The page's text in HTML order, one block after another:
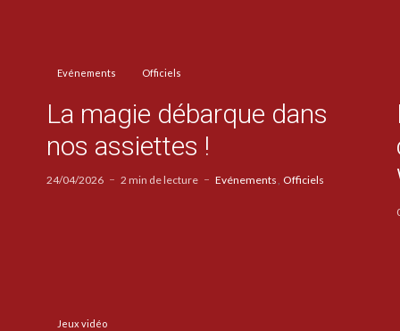
Evénements Officiels
La magie débarque dans
nos assiettes !
24/04/2026 2 min de lecture Evénements Officiels
Jeux vidéo